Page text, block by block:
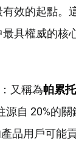
效的起點。
具權威的核
：又稱為帕累
源自 20%的關
品用戶可能